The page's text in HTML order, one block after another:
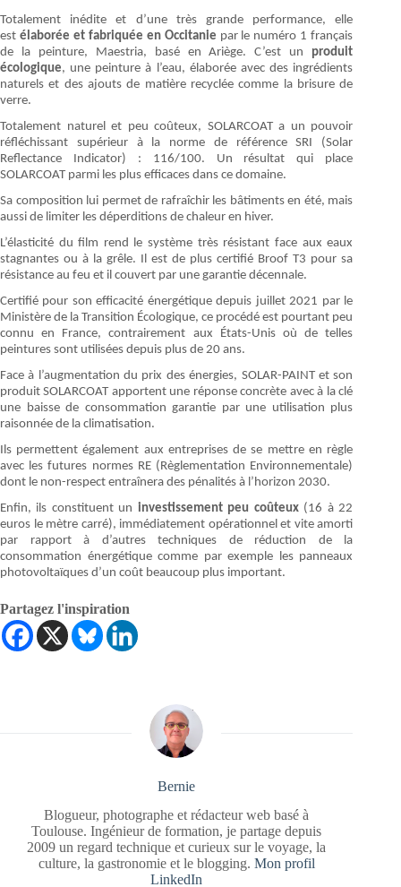
Totalement inédite et d’une très grande performance, elle
est élaborée et fabriquée en Occitanie par le numéro 1 français
de la peinture, Maestria, basé en Ariège. C’est un produit
écologique, une peinture à l’eau, élaborée avec des ingrédients
naturels et des ajouts de matière recyclée comme la brisure de
verre.
Totalement naturel et peu coûteux, SOLARCOAT a un pouvoir
réfléchissant supérieur à la norme de référence SRI (Solar
Reflectance Indicator) : 116/100. Un résultat qui place
SOLARCOAT parmi les plus efficaces dans ce domaine.
Sa composition lui permet de rafraîchir les bâtiments en été, mais
aussi de limiter les déperditions de chaleur en hiver.
L’élasticité du film rend le système très résistant face aux eaux
stagnantes ou à la grêle. Il est de plus certifié Broof T3 pour sa
résistance au feu et il couvert par une garantie décennale.
Certifié pour son efficacité énergétique depuis juillet 2021 par le
Ministère de la Transition Écologique, ce procédé est pourtant peu
connu en France, contrairement aux États-Unis où de telles
peintures sont utilisées depuis plus de 20 ans.
Face à l’augmentation du prix des énergies, SOLAR-PAINT et son
produit SOLARCOAT apportent une réponse concrète avec à la clé
une baisse de consommation garantie par une utilisation plus
raisonnée de la climatisation.
Ils permettent également aux entreprises de se mettre en règle
avec les futures normes RE (Règlementation Environnementale)
dont le non-respect entraînera des pénalités à l’horizon 2030.
Enfin, ils constituent un investissement peu coûteux(16 à 22
euros le mètre carré), immédiatement opérationnel et vite amorti
par rapport à d’autres techniques de réduction de la
consommation énergétique comme par exemple les panneaux
photovoltaïques d’un coût beaucoup plus important.
Partagez l'inspiration
Bernie
Blogueur, photographe et rédacteur web basé à
Toulouse. Ingénieur de formation, je partage depuis
2009 un regard technique et curieux sur le voyage, la
culture, la gastronomie et le blogging. Mon profil
LinkedIn